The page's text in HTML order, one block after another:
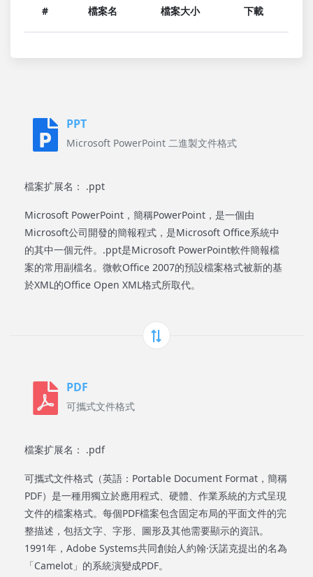
# 檔案名 檔案大小 下載
PPT
Microsoft PowerPoint 二進製文件格式
檔案扩展名： .ppt
Microsoft PowerPoint，簡稱PowerPoint，是一個由
Microsoft公司開發的簡報程式，是Microsoft Office系統中
的其中一個元件。.ppt是Microsoft PowerPoint軟件簡報檔
案的常用副檔名。微軟Office 2007的預設檔案格式被新的基
於XML的Office Open XML格式所取代。
PDF
可攜式文件格式
檔案扩展名： .pdf
可攜式文件格式（英語：Portable Document Format，簡稱
PDF）是一種用獨立於應用程式、硬體、作業系統的方式呈現
文件的檔案格式。每個PDF檔案包含固定布局的平面文件的完
整描述，包括文字、字形、圖形及其他需要顯示的資訊。
1991年，Adobe Systems共同創始人約翰·沃諾克提出的名為
「Camelot」的系統演變成PDF。